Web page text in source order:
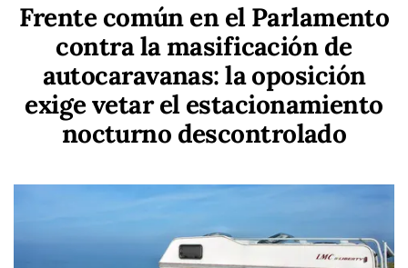
Frente común en el Parlamento
contra la masificación de
autocaravanas: la oposición
exige vetar el estacionamiento
nocturno descontrolado